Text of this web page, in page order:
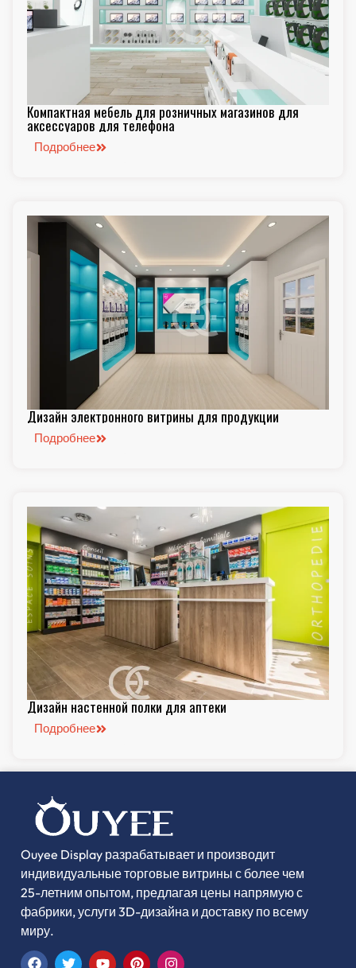
Компактная мебель для розничных магазинов для
аксессуаров для телефона
Подробнее
Дизайн электронного витрины для продукции
Подробнее
Дизайн настенной полки для аптеки
Подробнее
Ouyee Display разрабатывает и производит
индивидуальные торговые витрины с более чем
25-летним опытом, предлагая цены напрямую с
фабрики, услуги 3D-дизайна и доставку по всему
миру.